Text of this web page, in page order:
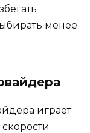
менее
играет